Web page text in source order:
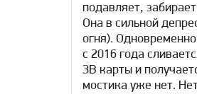
подавляет,
Она в сильной
огня).
с 2016 года
ЗВ карты и
мостика уже нет.